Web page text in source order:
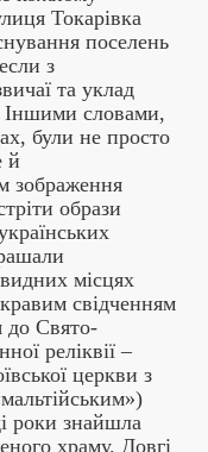
Токарівка
поселень
з
та уклад
Іншими словами,
були не просто
й
зображення
образи
місцях
свідченням
до Свято-
реліквії –
церкви з
роки знайшла
храму. Довгі